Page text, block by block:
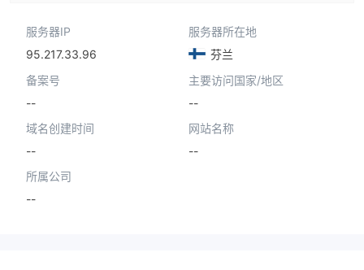
服务器IP
95.217.33.96
服务器所在地
芬兰
备案号
--
主要访问国家/地区
--
域名创建时间
--
网站名称
--
所属公司
--